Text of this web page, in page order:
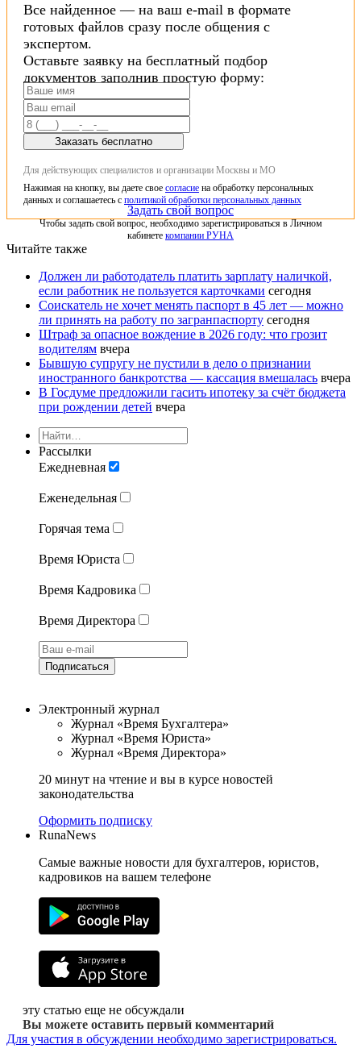
Все найденное — на ваш e-mail в формате
готовых файлов сразу после общения с
экспертом.
Оставьте заявку на бесплатный подбор
документов заполнив простую форму:
Заказать бесплатно
Для действующих специалистов и организации Москвы и МО
Нажимая на кнопку, вы даете свое согласие на обработку персональных
данных и соглашаетесь с политикой обработки персональных данных
Задать свой вопрос
Чтобы задать свой вопрос, необходимо зарегистрироваться в Личном
кабинете компании РУНА
Читайте также
Должен ли работодатель платить зарплату наличкой,
если работник не пользуется карточками сегодня
Соискатель не хочет менять паспорт в 45 лет — можно
ли принять на работу по загранпаспорту сегодня
Штраф за опасное вождение в 2026 году: что грозит
водителям вчера
Бывшую супругу не пустили в дело о признании
иностранного банкротства — кассация вмешалась вчера
В Госдуме предложили гасить ипотеку за счёт бюджета
при рождении детей вчера
Рассылки
Ежедневная
Еженедельная
Горячая тема
Время Юриста
Время Кадровика
Время Директора
Подписаться
Электронный журнал
Журнал «Время Бухгалтера»
Журнал «Время Юриста»
Журнал «Время Директора»
20 минут на чтение и вы в курсе новостей
законодательства
Оформить подписку
RunaNews
Самые важные новости для бухгалтеров, юристов,
кадровиков на вашем телефоне
эту статью еще не обсуждали
Вы можете оставить первый комментарий
Для участия в обсуждении необходимо зарегистрироваться.